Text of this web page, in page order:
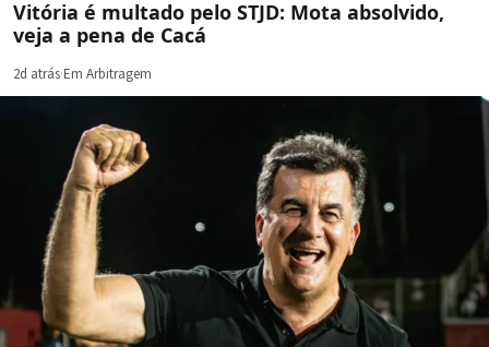
Vitória é multado pelo STJD: Mota absolvido,
veja a pena de Cacá
2d atrás·Em Arbitragem